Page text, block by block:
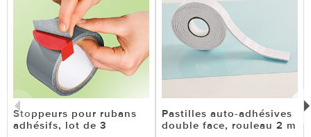
Stoppeurs pour rubans
adhésifs, lot de 3
Pastilles auto-adhésives
double face, rouleau 2 m